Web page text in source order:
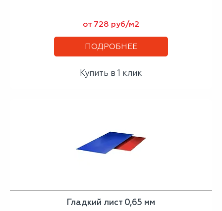
от 728 руб/м2
ПОДРОБНЕЕ
Купить в 1 клик
Гладкий лист 0,65 мм